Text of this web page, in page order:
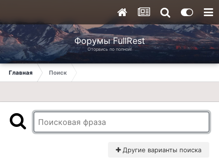
Форумы FullRest
Оторвись по полной!
Главная Поиск
Другие варианты поиска